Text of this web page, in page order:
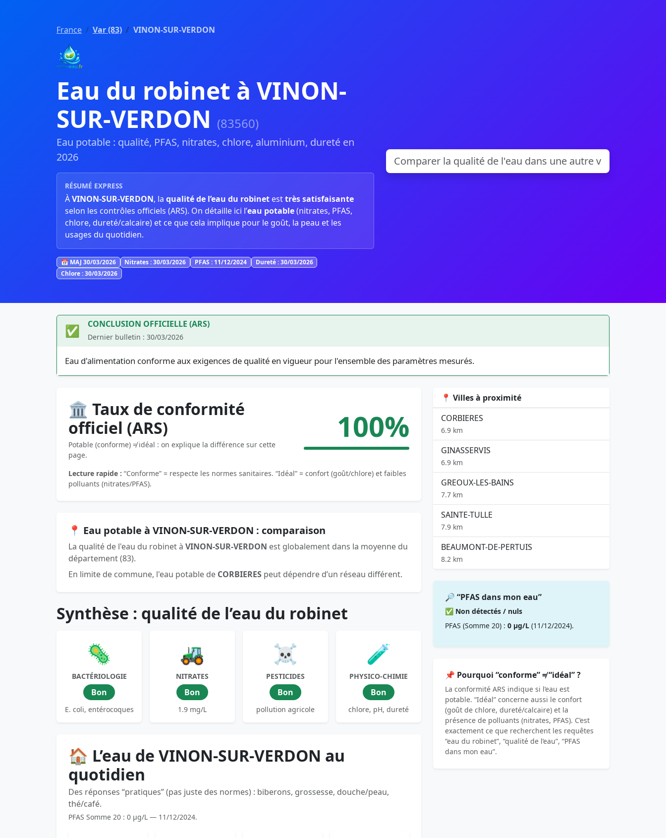
France Var (83) VINON-SUR-VERDON
Eau du robinet à VINON-
SUR-VERDON (83560)
Eau potable : qualité, PFAS, nitrates, chlore, aluminium, dureté en
2026
RÉSUMÉ EXPRESS
ÀVINON-SUR-VERDON, la qualité de l’eau du robinet esttrès satisfaisante
selon les contrôles officiels (ARS). On détaille ici l’eau potable(nitrates, PFAS,
chlore, dureté/calcaire) et ce que cela implique pour le goût, la peau et les
usages du quotidien.
📅 MAJ 30/03/2026 Nitrates : 30/03/2026 PFAS : 11/12/2024
Dureté : 30/03/2026
Chlore : 30/03/2026
✅ CONCLUSION OFFICIELLE (ARS)
Dernier bulletin : 30/03/2026
Eau d'alimentation conforme aux exigences de qualité en vigueur pour l'ensemble des paramètres mesurés.
🏛️ Taux de conformité
officiel (ARS)
Potable (conforme) ≠ idéal : on explique la différence sur cette
page.
100%
Lecture rapide : “Conforme” = respecte les normes sanitaires. “Idéal” = confort (goût/chlore) et faibles
polluants (nitrates/PFAS).
📍 Eau potable à VINON-SUR-VERDON : comparaison
La qualité de l'eau du robinet à VINON-SUR-VERDON est globalement dans la moyenne du
département (83).
En limite de commune, l'eau potable de CORBIERES peut dépendre d’un réseau différent.
Synthèse : qualité de l’eau du robinet
🦠
BACTÉRIOLOGIE
Bon
E. coli, entérocoques
🚜
NITRATES
Bon
1.9 mg/L
☠️
PESTICIDES
Bon
pollution agricole
🧪
PHYSICO-CHIMIE
Bon
chlore, pH, dureté
🏠 L’eau de VINON-SUR-VERDON au
quotidien
Des réponses “pratiques” (pas juste des normes) : biberons, grossesse, douche/peau,
thé/café.
PFAS Somme 20 : 0 µg/L — 11/12/2024.
📍 Villes à proximité
CORBIERES
6.9 km
GINASSERVIS
6.9 km
GREOUX-LES-BAINS
7.7 km
SAINTE-TULLE
7.9 km
BEAUMONT-DE-PERTUIS
8.2 km
🔎 “PFAS dans mon eau”
✅ Non détectés / nuls
PFAS (Somme 20) : 0 µg/L (11/12/2024).
📌 Pourquoi “conforme” ≠ “idéal” ?
La conformité ARS indique si l’eau est
potable. “Idéal” concerne aussi le confort
(goût de chlore, dureté/calcaire) et la
présence de polluants (nitrates, PFAS). C’est
exactement ce que recherchent les requêtes
“eau du robinet”, “qualité de l’eau”, “PFAS
dans mon eau”.